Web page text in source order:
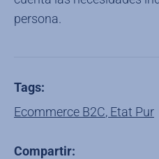
persona.
Tags:
Ecommerce B2C, Etat Pur
Compartir: